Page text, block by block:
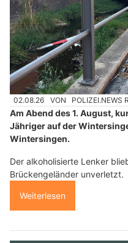
02.08.26 VON POLIZEI.NEWS
Am Abend des 1. August,
Jähriger auf der
Wintersingen.
Der alkoholisierte Lenker
Brückengeländer unverletzt.
Weiterlesen